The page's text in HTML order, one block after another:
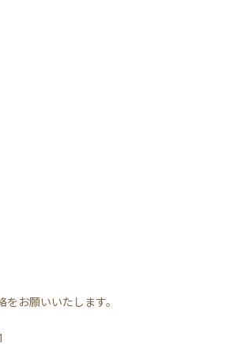
お願いいたします。